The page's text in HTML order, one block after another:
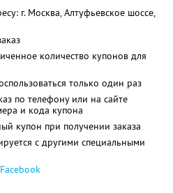
г. Москва, Алтуфьевское шоссе,
количество купонов для
только один раз
по телефону или на сайте
и кода купона
купон при получении заказа
с другими специальными
Facebook